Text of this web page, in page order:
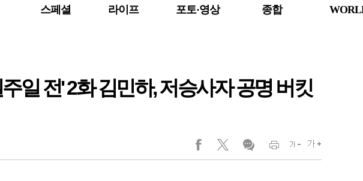
스페셜 라이프 포토·영상 종합
일 전' 2화 김민하, 저승사자 공명 버킷